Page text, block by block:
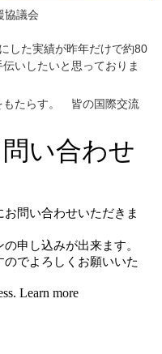
協議会
した実績が昨年だけで約80
いしたいと思っておりま
もたらす。 皆の国際交流